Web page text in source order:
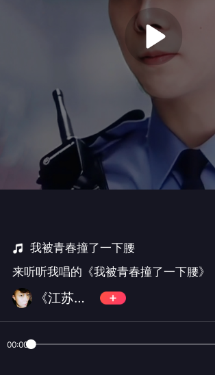
我被青春撞了一下腰
来听听我唱的《我被青春撞了一下腰》
《江苏扩世》
00:00